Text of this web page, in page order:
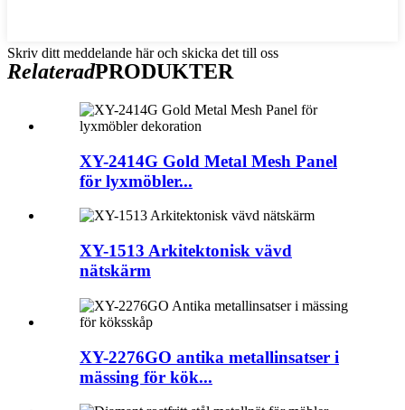
Skriv ditt meddelande här och skicka det till oss
RelateradPRODUKTER
XY-2414G Gold Metal Mesh Panel
för lyxmöbler...
XY-1513 Arkitektonisk vävd
nätskärm
XY-2276GO antika metallinsatser i
mässing för kök...